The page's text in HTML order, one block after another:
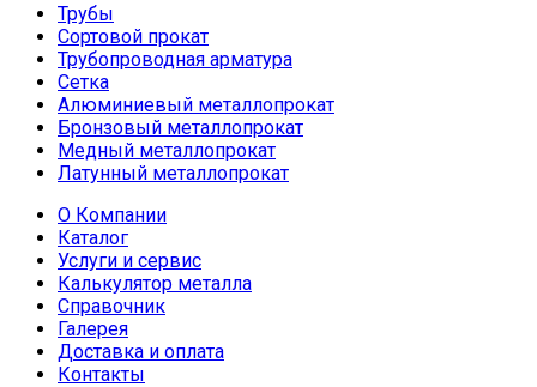
Трубы
Сортовой прокат
Трубопроводная арматура
Сетка
Алюминиевый металлопрокат
Бронзовый металлопрокат
Медный металлопрокат
Латунный металлопрокат
О Компании
Каталог
Услуги и сервис
Калькулятор металла
Справочник
Галерея
Доставка и оплата
Контакты